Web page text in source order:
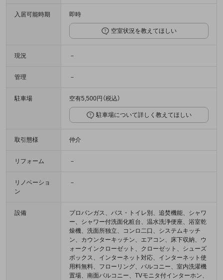
入居可能時期 即時
空室状況を教えてほしい
現況 －
管理 －
駐車場 空有5,500円（税込）
駐車場について詳しく教えてほしい
取引態様 仲介
リフォーム －
リノベーショ
ン
－
設備
プロパンガス、バス・トイレ別、追焚機能、シャワ
ー、シャワー付洗面化粧台、温水洗浄便座、浴室乾
燥機、洗面所独立、コンロ二口、システムキッチ
ン、カウンターキッチン、エアコン、床下収納、ウ
ォークインクローゼット、クローゼット、シューズ
ボックス、インターネット対応、インターネット使
用料無料、フローリング、バルコニー、室内洗濯機
置場、南面バルコニー、TVモニタ付インターホン、